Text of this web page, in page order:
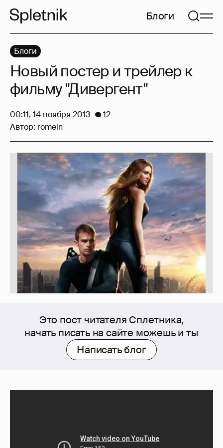
Блоги
Это пост читателя Сплетника,
начать писать на сайте можешь и ты
Написать блог
Блоги
Новый постер и трейлер к
фильму "Дивергент"
00:11, 14 ноября 2013
12
Автор: romein